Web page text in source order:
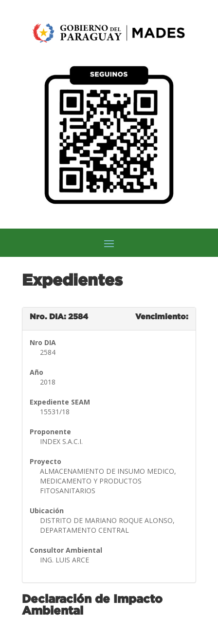
Expedientes
Nro. DIA: 2584 Vencimiento:
Nro DIA
2584
Año
2018
Expediente SEAM
15531/18
Proponente
INDEX S.A.C.I.
Proyecto
ALMACENAMIENTO DE INSUMO MEDICO,
MEDICAMENTO Y PRODUCTOS
FITOSANITARIOS
Ubicación
DISTRITO DE MARIANO ROQUE ALONSO,
DEPARTAMENTO CENTRAL
Consultor Ambiental
ING. LUIS ARCE
Declaración de Impacto
Ambiental